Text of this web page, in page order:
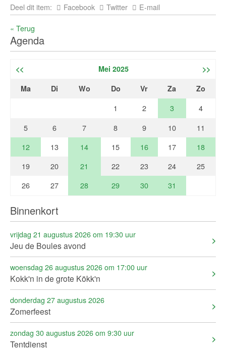
Deel dit item: Facebook Twitter
E-mail
« Terug
Agenda
<< Mei 2025
>>
Ma
Di Wo Do Vr Za Zo
1 2 3
4
5
6 7 8 9 10
11
12
13 14 15 16 17
18
19
20 21 22 23 24
25
26
27 28 29 30 31
Binnenkort
vrijdag 21 augustus 2026 om 19:30 uur
Jeu de Boules avond
woensdag 26 augustus 2026 om 17:00 uur
Kokk'n in de grote Kökk'n
donderdag 27 augustus 2026
Zomerfeest
zondag 30 augustus 2026 om 9:30 uur
Tentdienst